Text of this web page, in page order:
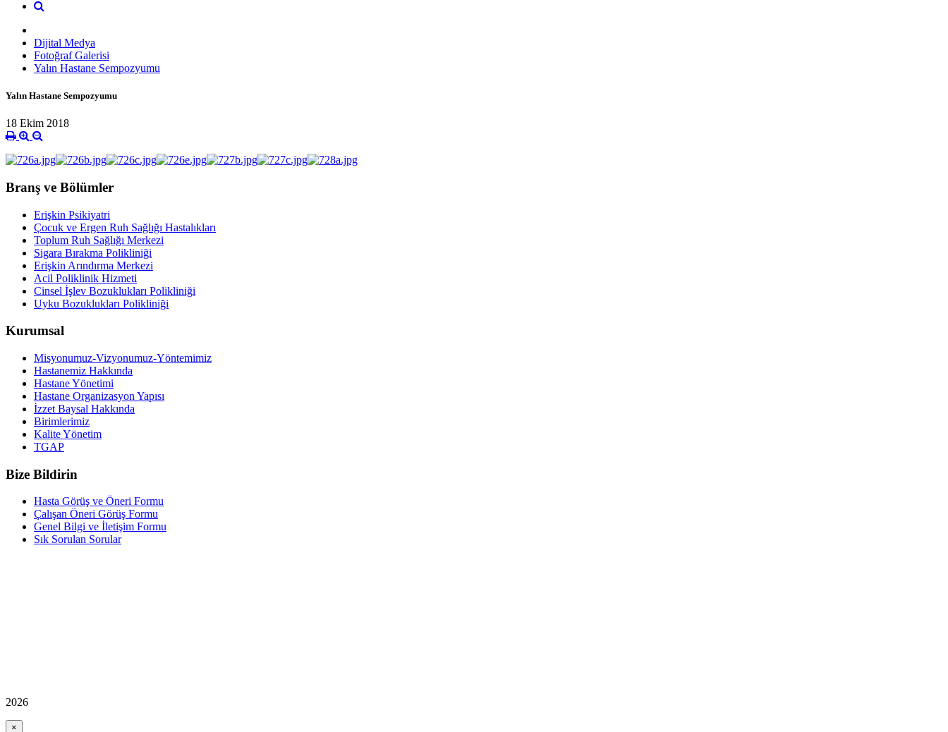
Dijital Medya
Fotoğraf Galerisi
Yalın Hastane Sempozyumu
Yalın Hastane Sempozyumu
18 Ekim 2018
Branş ve Bölümler
Erişkin Psikiyatri
Çocuk ve Ergen Ruh Sağlığı Hastalıkları
Toplum Ruh Sağlığı Merkezi
Sigara Bırakma Polikliniği
Erişkin Arındırma Merkezi
Acil Poliklinik Hizmeti
Cinsel İşlev Bozuklukları Polikliniği
Uyku Bozuklukları Polikliniği
Kurumsal
Misyonumuz-Vizyonumuz-Yöntemimiz
Hastanemiz Hakkında
Hastane Yönetimi
Hastane Organizasyon Yapısı
İzzet Baysal Hakkında
Birimlerimiz
Kalite Yönetim
TGAP
Bize Bildirin
Hasta Görüş ve Öneri Formu
Çalışan Öneri Görüş Formu
Genel Bilgi ve İletişim Formu
Sık Sorulan Sorular
2026
×